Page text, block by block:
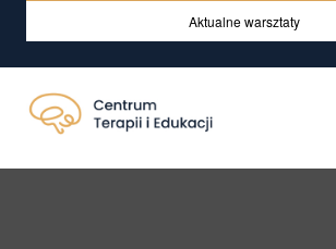
Aktualne warsztaty